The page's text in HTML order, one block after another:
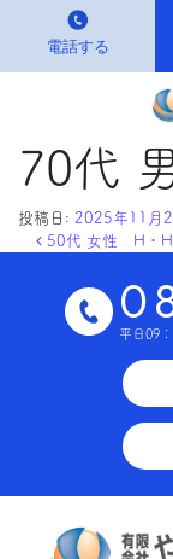
電話する
70代
投稿日: 2025年11月
投稿ナ
50代 女性 H・H
平日09